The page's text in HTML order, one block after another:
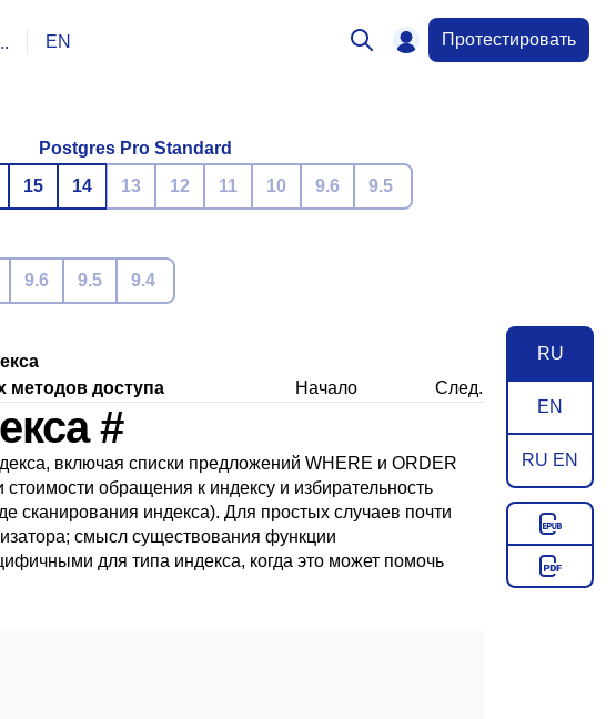
EN Протестировать
Postgres Pro Standard
15 14 13 12 11 10 9.6 9.5
9.6 9.5 9.4
RU
EN
RU EN
методов доступа Начало След.
#
включая списки предложений WHERE и ORDER
обращения к индексу и избирательность
сканирования индекса). Для простых случаев почти
смысл существования функции
для типа индекса, когда это может помочь